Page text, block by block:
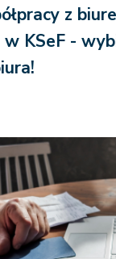
z
KSeF -